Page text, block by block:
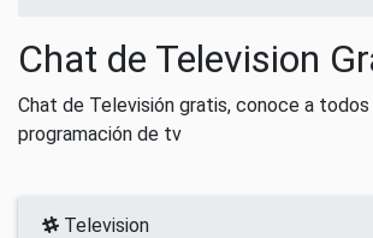
Chat de Television
Chat de Televisión gratis, conoce a
programación de tv
Television